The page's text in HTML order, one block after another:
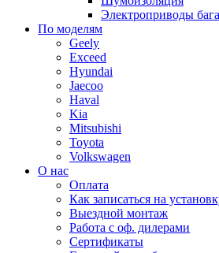
Электроприводы
По моделям
Geely
Exceed
Hyundai
Jaecoo
Haval
Kia
Mitsubishi
Toyota
Volkswagen
О нас
Оплата
Как записаться на
Выездной монтаж
Работа с оф. дилерами
Сертификаты